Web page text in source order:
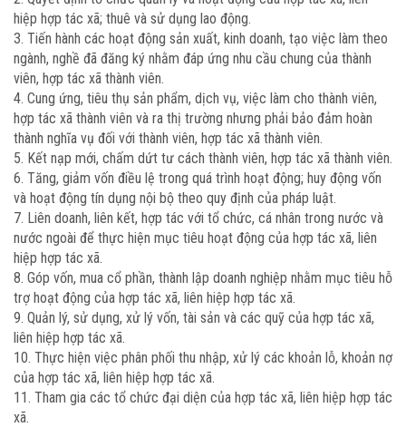
hiệp hợp tác xã; thuê và sử dụng lao động.
3. Tiến hành các hoạt động sản xuất, kinh doanh, tạo việc làm theo
ngành, nghề đã đăng ký nhằm đáp ứng nhu cầu chung của thành
viên, hợp tác xã thành viên.
4. Cung ứng, tiêu thụ sản phẩm, dịch vụ, việc làm cho thành viên,
hợp tác xã thành viên và ra thị trường nhưng phải bảo đảm hoàn
thành nghĩa vụ đối với thành viên, hợp tác xã thành viên.
5. Kết nạp mới, chấm dứt tư cách thành viên, hợp tác xã thành viên.
6. Tăng, giảm vốn điều lệ trong quá trình hoạt động; huy động vốn
và hoạt động tín dụng nội bộ theo quy định của pháp luật.
7. Liên doanh, liên kết, hợp tác với tổ chức, cá nhân trong nước và
nước ngoài để thực hiện mục tiêu hoạt động của hợp tác xã, liên
hiệp hợp tác xã.
8. Góp vốn, mua cổ phần, thành lập doanh nghiệp nhằm mục tiêu hỗ
trợ hoạt động của hợp tác xã, liên hiệp hợp tác xã.
9. Quản lý, sử dụng, xử lý vốn, tài sản và các quỹ của hợp tác xã,
liên hiệp hợp tác xã.
10. Thực hiện việc phân phối thu nhập, xử lý các khoản lỗ, khoản nợ
của hợp tác xã, liên hiệp hợp tác xã.
11. Tham gia các tổ chức đại diện của hợp tác xã, liên hiệp hợp tác
xã.